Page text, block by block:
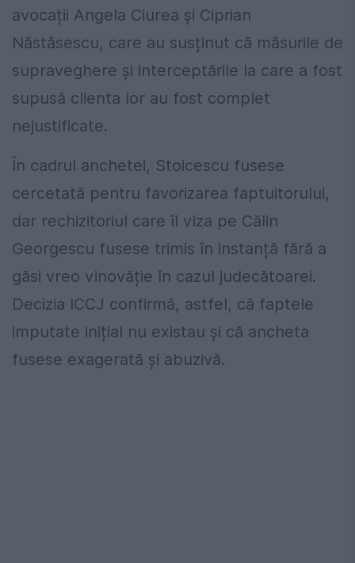
avocații Angela Ciurea și Ciprian
Năstăsescu, care au susținut că măsurile de
supraveghere și interceptările la care a fost
supusă clienta lor au fost complet
nejustificate.
În cadrul anchetei, Stoicescu fusese
cercetată pentru favorizarea faptuitorului,
dar rechizitoriul care îl viza pe Călin
Georgescu fusese trimis în instanță fără a
găsi vreo vinovăție în cazul judecătoarei.
Decizia ICCJ confirmă, astfel, că faptele
imputate inițial nu existau și că ancheta
fusese exagerată și abuzivă.